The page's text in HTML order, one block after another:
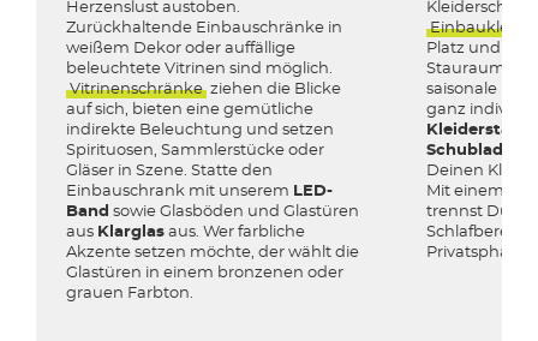
Herzenslust austoben.
Zurückhaltende Einbauschränke in
weißem Dekor oder auffällige
beleuchtete Vitrinen sind möglich.
Vitrinenschränke ziehen die Blicke
auf sich, bieten eine gemütliche
indirekte Beleuchtung und setzen
Spirituosen, Sammlerstücke oder
Gläser in Szene. Statte den
Einbauschrank mit unserem LED-
Band sowie Glasböden und Glastüren
aus Klarglas aus. Wer farbliche
Akzente setzen möchte, der wählt die
Glastüren in einem bronzenen oder
grauen Farbton.
Platz und
Stauraum für
saisonale
ganz
Schubladen
Deinen
Mit einem
trennst Du
Schlafbereich
Privatsphäre